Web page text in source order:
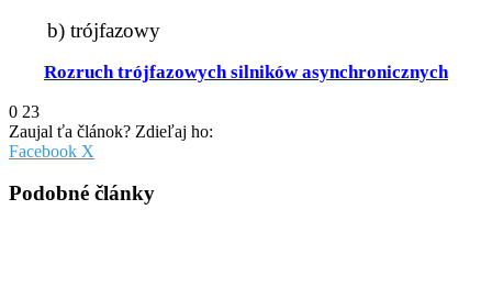
b) trójfazowy
Rozruch trójfazowych silników asynchronicznych
0 23
Zaujal ťa článok? Zdieľaj ho:
Facebook X
Email
Podobné články